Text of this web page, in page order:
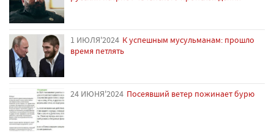
1 ИЮЛЯ'2024 К успешным мусульманам: прошло
время петлять
24 ИЮНЯ'2024 Посеявший ветер пожинает бурю